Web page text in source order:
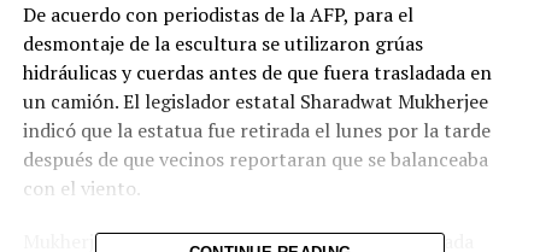
De acuerdo con periodistas de la AFP, para el
desmontaje de la escultura se utilizaron grúas
hidráulicas y cuerdas antes de que fuera trasladada en
un camión. El legislador estatal Sharadwat Mukherjee
indicó que la estatua fue retirada el lunes por la tarde
después de que vecinos reportaran que se balanceaba
con el viento.
Mukherjee explicó que la escultura será almacenada